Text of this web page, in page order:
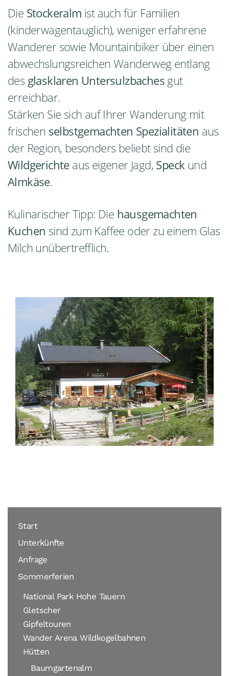
Die Stockeralm ist auch für Familien
(kinderwagentauglich), weniger erfahrene
Wanderer sowie Mountainbiker über einen
abwechslungsreichen Wanderweg entlang
des glasklaren Untersulzbaches gut
erreichbar.
Stärken Sie sich auf Ihrer Wanderung mit
frischen selbstgemachten Spezialitäten aus
der Region, besonders beliebt sind die
Wildgerichte aus eigener Jagd, Speck und
Almkäse.
Kulinarischer Tipp: Die hausgemachten
Kuchen sind zum Kaffee oder zu einem Glas
Milch unübertrefflich.
Start
Unterkünfte
Anfrage
Sommerferien
National Park Hohe Tauern
Gletscher
Gipfeltouren
Wander Arena Wildkogelbahnen
Hütten
Baumgartenalm